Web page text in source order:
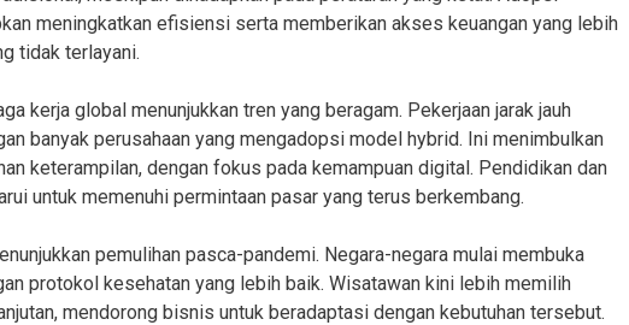
meningkatkan efisiensi serta memberikan akses keuangan yang lebih
tidak terlayani.
kerja global menunjukkan tren yang beragam. Pekerjaan jarak jauh
banyak perusahaan yang mengadopsi model hybrid. Ini menimbulkan
keterampilan, dengan fokus pada kemampuan digital. Pendidikan dan
untuk memenuhi permintaan pasar yang terus berkembang.
pemulihan pasca-pandemi. Negara-negara mulai membuka
protokol kesehatan yang lebih baik. Wisatawan kini lebih memilih
mendorong bisnis untuk beradaptasi dengan kebutuhan tersebut.